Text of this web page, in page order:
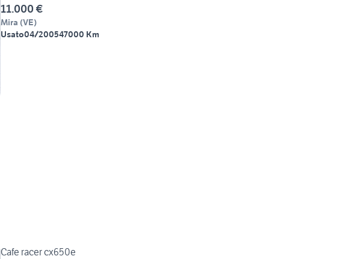
11.000 €
Mira (VE)
Usato04/200547000 Km
Cafe racer cx650e